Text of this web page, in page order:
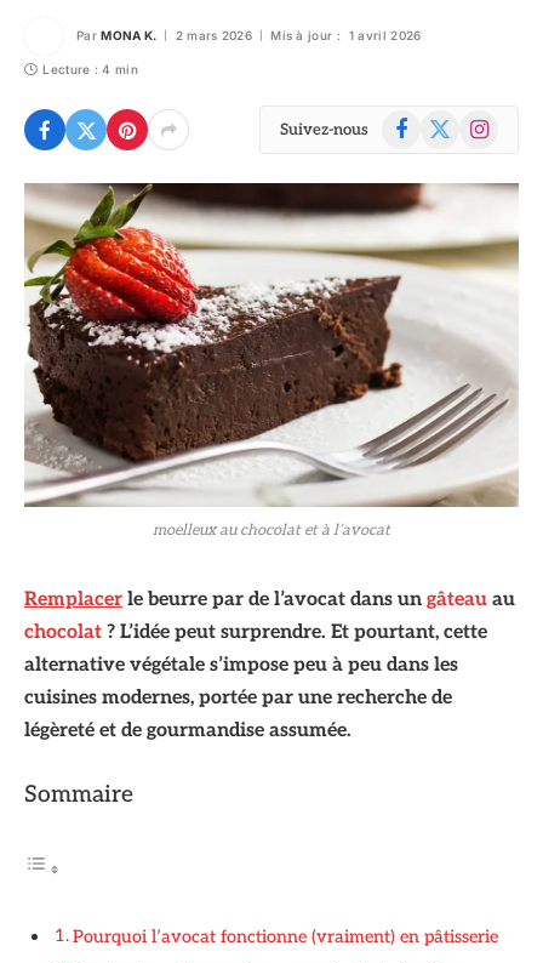
Par MONA K. 2 mars 2026 Mis à jour : 1 avril 2026
Lecture : 4 min
Suivez-nous Facebook
X
Instagram
moelleux au chocolat et à l’avocat
Remplacer le beurre par de l’avocat dans un gâteau au
chocolat ? L’idée peut surprendre. Et pourtant, cette
alternative végétale s’impose peu à peu dans les
cuisines modernes, portée par une recherche de
légèreté et de gourmandise assumée.
Sommaire
Pourquoi l’avocat fonctionne (vraiment) en pâtisserie